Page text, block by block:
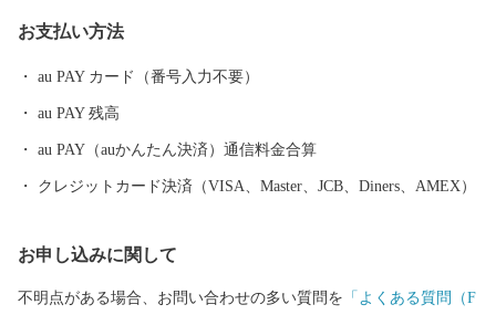
テ・希少価値の高いホッカイシマエビなど様々な海産物が豊富に
お支払い方法
au PAY カード（番号入力不要）
au PAY 残高
au PAY（auかんたん決済）通信料金合算
クレジットカード決済（VISA、Master、JCB、Diners、AMEX）
お申し込みに関して
不明点がある場合、お問い合わせの多い質問を 「よくある質問（F